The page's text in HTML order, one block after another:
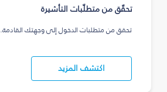
تحقّق من متطلّبات التأشيرة
تحقق من متطلبات الدخول إلى وجهتك القادمة.
اكتشف المزيد